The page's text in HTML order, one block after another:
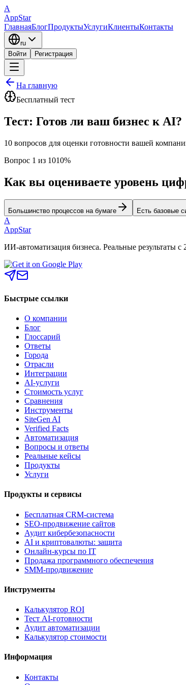
A
AppStar
ГлавнаяБлогПродуктыУслугиКлиентыКонтакты
ru
Войти
Регистрация
На главную
Бесплатный тест
Тест: Готов ли ваш бизнес к AI?
10 вопросов для оценки готовности вашей
Вопрос 1 из 1010%
Как вы оцениваете уровень
Большинство процессов на бумаге Есть базовые
A
AppStar
ИИ-автоматизация бизнеса. Реальные результаты с
Быстрые ссылки
О компании
Блог
Глоссарий
Ответы
Города
Отрасли
Интеграции
AI-услуги
Стоимость услуг
Сравнения
Инструменты
SiteGen AI
Verified Facts
Автоматизация
Вопросы и ответы
Реальные кейсы
Продукты
Услуги
Продукты и сервисы
Бесплатная CRM-система
SEO-продвижение сайтов
Аудит кибербезопасности
AI и криптовалюты: защита
Онлайн-курсы по IT
Продажа программного обеспечения
SMM-продвижение
Инструменты
Калькулятор ROI
Тест AI-готовности
Аудит автоматизации
Калькулятор стоимости
Информация
Контакты